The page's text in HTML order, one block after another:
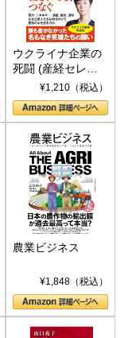
ウクライナ企業の
死闘 (産経セレク
ト S 039)¥1,210（税込）
農業ビジネス
¥1,848（税込）